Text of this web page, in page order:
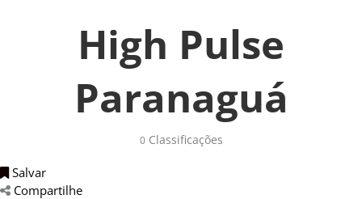
High Pulse
Paranaguá
0Classificações
Salvar
Compartilhe